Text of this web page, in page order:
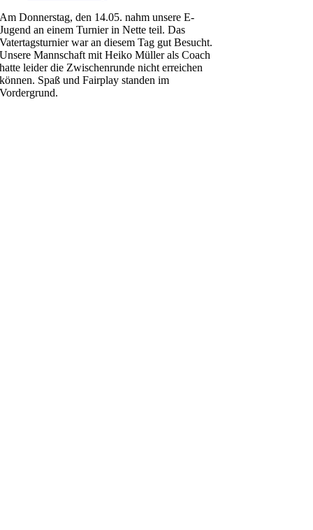
Am Donnerstag, den 14.05. nahm unsere E-
Jugend an einem Turnier in Nette teil. Das
Vatertagsturnier war an diesem Tag gut Besucht.
Unsere Mannschaft mit Heiko Müller als Coach
hatte leider die Zwischenrunde nicht erreichen
können. Spaß und Fairplay standen im
Vordergrund.